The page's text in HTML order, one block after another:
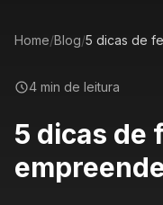
Home/Blog/
4 min de leitura
5 dicas de